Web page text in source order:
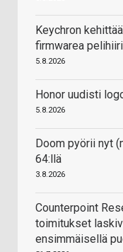
Keychron
firmwarea
5.8.2026
Honor uudisti
5.8.2026
Doom pyörii nyt
64:llä
3.8.2026
Counterpoint
toimitukset
ensimmäisellä